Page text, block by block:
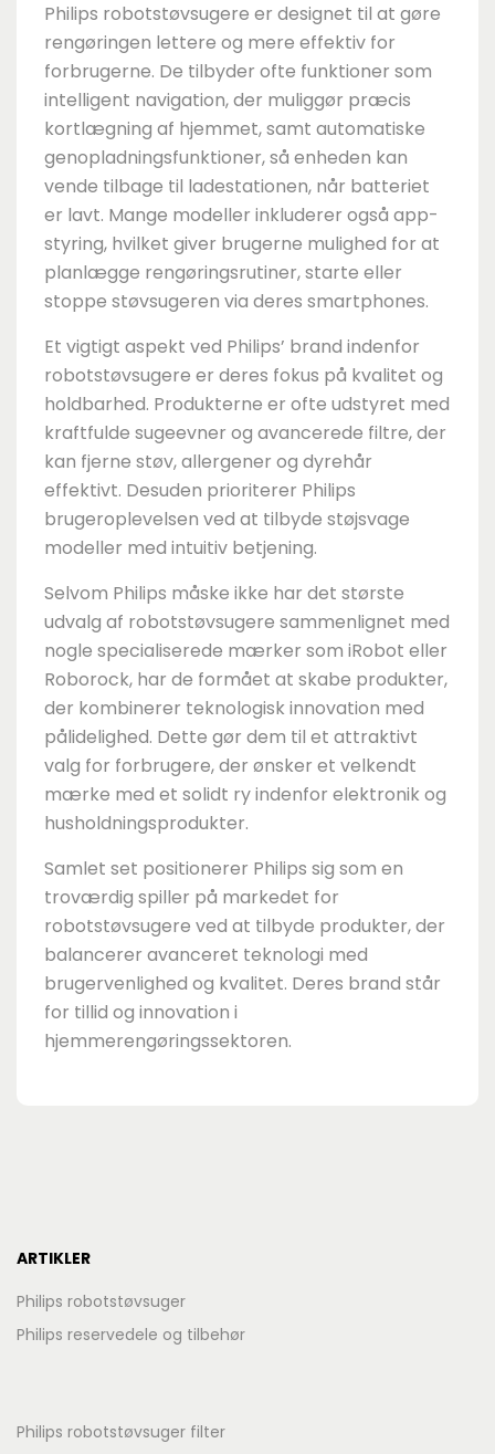
Philips robotstøvsugere er designet til at gøre
rengøringen lettere og mere effektiv for
forbrugerne. De tilbyder ofte funktioner som
intelligent navigation, der muliggør præcis
kortlægning af hjemmet, samt automatiske
genopladningsfunktioner, så enheden kan
vende tilbage til ladestationen, når batteriet
er lavt. Mange modeller inkluderer også app-
styring, hvilket giver brugerne mulighed for at
planlægge rengøringsrutiner, starte eller
stoppe støvsugeren via deres smartphones.
Et vigtigt aspekt ved Philips’ brand indenfor
robotstøvsugere er deres fokus på kvalitet og
holdbarhed. Produkterne er ofte udstyret med
kraftfulde sugeevner og avancerede filtre, der
kan fjerne støv, allergener og dyrehår
effektivt. Desuden prioriterer Philips
brugeroplevelsen ved at tilbyde støjsvage
modeller med intuitiv betjening.
Selvom Philips måske ikke har det største
udvalg af robotstøvsugere sammenlignet med
nogle specialiserede mærker som iRobot eller
Roborock, har de formået at skabe produkter,
der kombinerer teknologisk innovation med
pålidelighed. Dette gør dem til et attraktivt
valg for forbrugere, der ønsker et velkendt
mærke med et solidt ry indenfor elektronik og
husholdningsprodukter.
Samlet set positionerer Philips sig som en
troværdig spiller på markedet for
robotstøvsugere ved at tilbyde produkter, der
balancerer avanceret teknologi med
brugervenlighed og kvalitet. Deres brand står
for tillid og innovation i
hjemmerengøringssektoren.
ARTIKLER
Philips robotstøvsuger
Philips reservedele og tilbehør
Philips robotstøvsuger filter